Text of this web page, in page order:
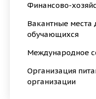
Финансово-
Вакантные места
обучающихся
Международное
Организация
организации